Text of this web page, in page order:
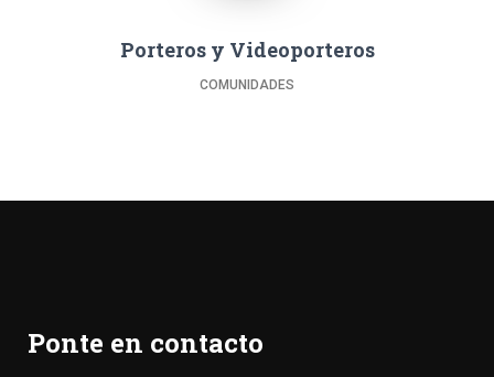
Porteros y Videoporteros
COMUNIDADES
Ponte en contacto